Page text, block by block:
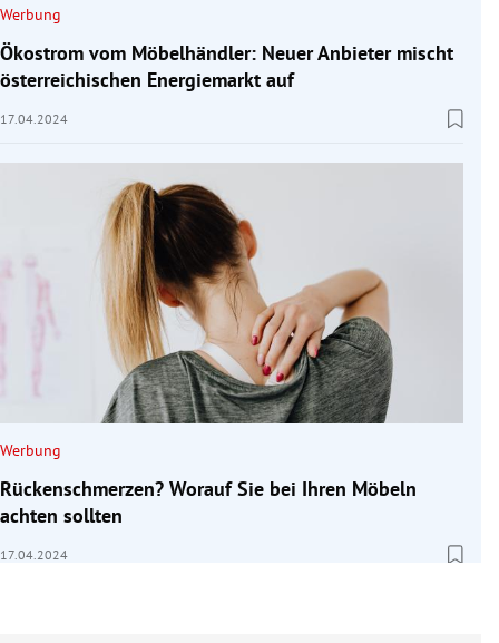
Werbung
Ökostrom vom Möbelhändler: Neuer Anbieter mischt
österreichischen Energiemarkt auf
17.04.2024
Werbung
Rückenschmerzen? Worauf Sie bei Ihren Möbeln
achten sollten
17.04.2024